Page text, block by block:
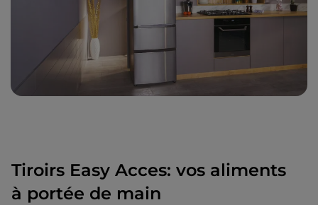
Tiroirs Easy Acces: vos aliments
à portée de main